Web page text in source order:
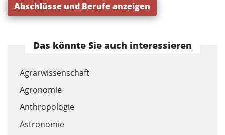
Abschlüsse und Berufe anzeigen
Das könnte Sie auch interessieren
Agrarwissenschaft
Agronomie
Anthropologie
Astronomie